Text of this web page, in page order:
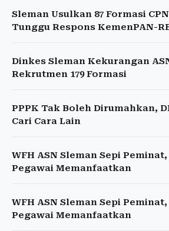
Sleman Usulkan 87 Formasi
Tunggu Respons KemenPAN-
Dinkes Sleman Kekurangan
Rekrutmen 179 Formasi
PPPK Tak Boleh Dirumahkan,
Cari Cara Lain
WFH ASN Sleman Sepi
Pegawai Memanfaatkan
WFH ASN Sleman Sepi
Pegawai Memanfaatkan